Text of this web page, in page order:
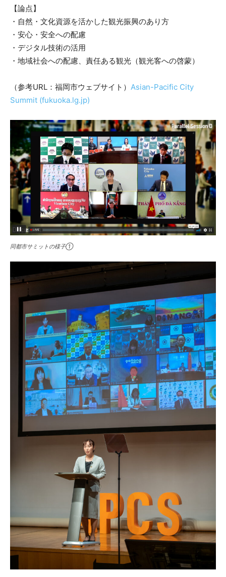
【論点】
・自然・文化資源を活かした観光振興のあり方
・安心・安全への配慮
・デジタル技術の活用
・地域社会への配慮、責任ある観光（観光客への啓蒙）
（参考URL：福岡市ウェブサイト） Asian-Pacific City
Summit (fukuoka.lg.jp)
同都市サミットの様子①